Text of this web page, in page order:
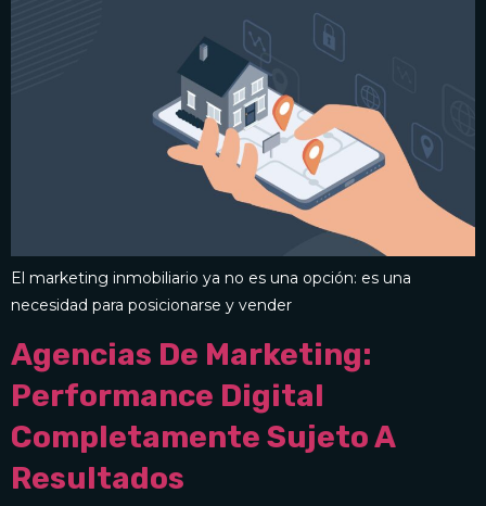
El marketing inmobiliario ya no es una opción: es una
necesidad para posicionarse y vender
Agencias De Marketing:
Performance Digital
Completamente Sujeto A
Resultados